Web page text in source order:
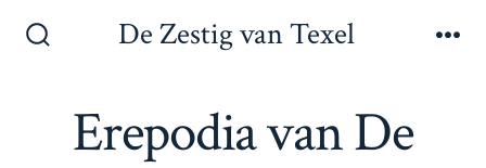
overslaan
De Zestig van Texel
Erepodia van De